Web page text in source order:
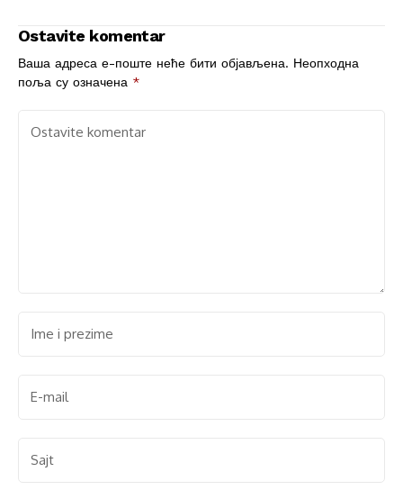
Ostavite komentar
Ваша адреса е-поште неће бити објављена. Неопходна
поља су означена *